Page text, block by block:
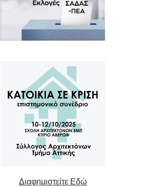
Διαφημιστείτε Εδώ